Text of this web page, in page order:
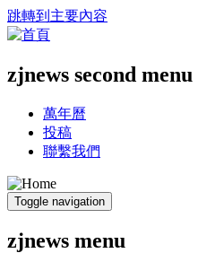
跳轉到主要內容
zjnews second menu
萬年曆
投稿
聯繫我們
Toggle navigation
zjnews menu